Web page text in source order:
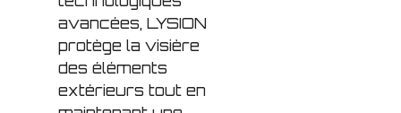
avancées, LYSION
protège la visière
des éléments
extérieurs tout en